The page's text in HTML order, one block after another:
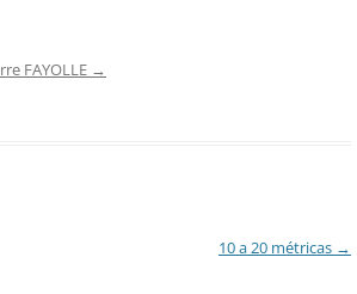
FAYOLLE →
10 a 20 métricas →